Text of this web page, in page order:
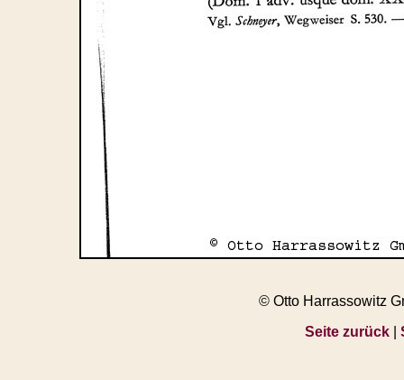
© Otto Harrassowitz
Seite zurück|